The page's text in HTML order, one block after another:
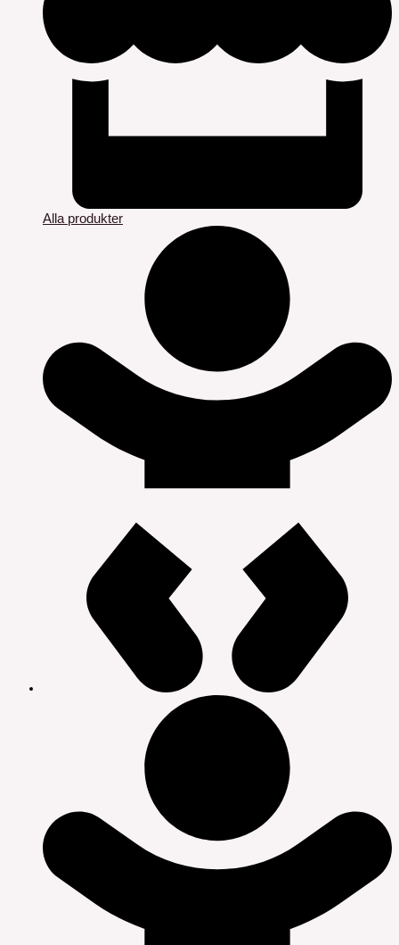
Alla produkter